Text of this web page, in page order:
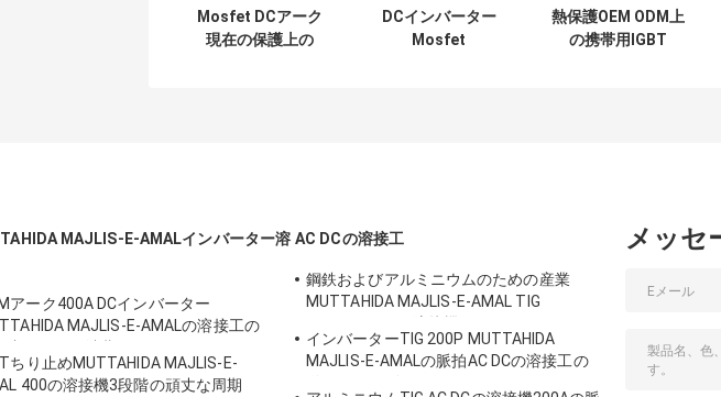
Mosfet DCアーク
現在の保護上の
DCインバーター
Mosfet
熱保護OEM ODM上
の携帯用IGBT
MAJLIS-E-AMALインバーター溶
アーク400A DCインバーター
MAJLIS-E-AMALの溶接工の
ちり止めMUTTAHIDA MAJLIS-E-
400の溶接機3段階の頑丈な周期
AC DCの溶接工
鋼鉄およびアルミニウムのための産業
MUTTAHIDA MAJLIS-E-AMAL TIG
インバーターTIG 200P MUTTAHIDA
MAJLIS-E-AMALの脈拍AC DCの溶接工の
メッセ